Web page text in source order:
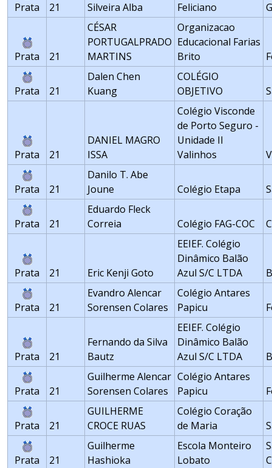
Prata 21
Silveira Alba
Feliciano
Prata 21
CÉSAR
PORTUGALPRADO
MARTINS
Organizacao
Educacional Farias
Brito
Prata 21
Dalen Chen
Kuang
COLÉGIO
OBJETIVO
Prata 21
DANIEL MAGRO
ISSA
Colégio Visconde
de Porto Seguro -
Unidade II
Valinhos
Prata 21
Danilo T. Abe
Joune
Colégio Etapa
Prata 21
Eduardo Fleck
Correia
Colégio FAG-COC
Prata 21 Eric Kenji Goto
EEIEF. Colégio
Dinâmico Balão
Azul S/C LTDA
Prata 21
Evandro Alencar
Sorensen Colares
Colégio Antares
Papicu
Prata 21
Fernando da Silva
Bautz
EEIEF. Colégio
Dinâmico Balão
Azul S/C LTDA
Prata 21
Guilherme Alencar
Sorensen Colares
Colégio Antares
Papicu
Prata 21
GUILHERME
CROCE RUAS
Colégio Coração
de Maria
Prata 21
Guilherme
Hashioka
Escola Monteiro
Lobato